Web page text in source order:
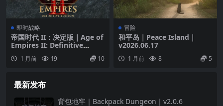
即时战略
帝国时代 II：决定版｜Age of
Empires II: Definitive
1 月前 19 10
冒险
和平岛｜Peace Island｜
v2026.06.17
1 月前 8 5
最新发布
背包地牢｜Backpack Dungeon｜v2.0.6